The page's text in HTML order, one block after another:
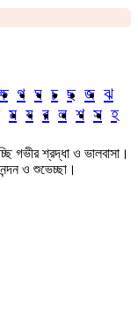
গ ঘ চ ছ জ ঝ
ম য র ল শ স হ
গভীর শ্রদ্ধা ও ভালবাসা।
ও শুভেচ্ছা।